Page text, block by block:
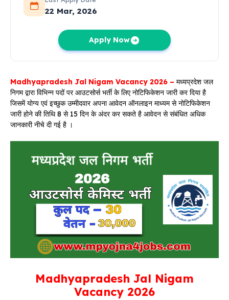
22 Mar, 2026
Apply Now
Madhyapradesh Jal Nigam Vacancy 2026 – मध्यप्रदेश जल
निगम द्वारा विभिन्न पदों पर आउटसोर्स भर्ती के लिए नोटिफिकेशन जारी कर दिया है
जिसमें योग्य एवं इच्छुक उम्मीदवार अपना आवेदन ऑनलाइन माध्यम से नोटिफिकेशन
जारी होने की तिथि 8 से 15 दिन के अंदर कर सकते है आवेदन से संबंधित अधिक
जानकारी नीचे दी गई है ।
Madhyapradesh Jal Nigam
Vacancy 2026